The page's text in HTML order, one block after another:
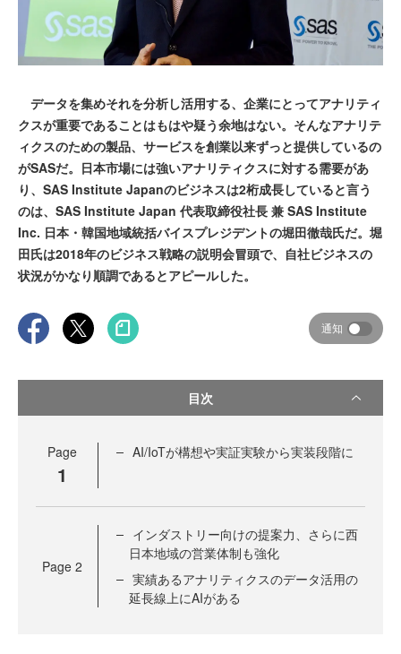
データを集めそれを分析し活用する、企業にとってアナリティ
クスが重要であることはもはや疑う余地はない。そんなアナリテ
ィクスのための製品、サービスを創業以来ずっと提供しているの
がSASだ。日本市場には強いアナリティクスに対する需要があ
り、SAS Institute Japanのビジネスは2桁成長していると言う
のは、SAS Institute Japan 代表取締役社長 兼 SAS Institute
Inc. 日本・韓国地域統括バイスプレジデントの堀田徹哉氏だ。堀
田氏は2018年のビジネス戦略の説明会冒頭で、自社ビジネスの
状況がかなり順調であるとアピールした。
通知
目次
Page
1
AI/IoTが構想や実証実験から実装段階に
Page 2
インダストリー向けの提案力、さらに西
日本地域の営業体制も強化
実績あるアナリティクスのデータ活用の
延長線上にAIがある